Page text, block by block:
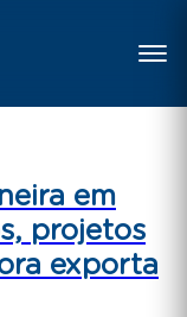
em
projetos
exporta